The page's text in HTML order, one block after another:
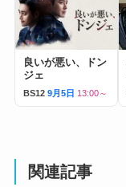
良いが悪い、ドン
ジェ
BS12 9月5日 13:00～
関連記事